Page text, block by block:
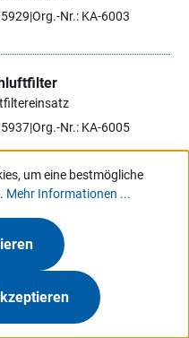
Org.-Nr.: KA-6003
Org.-Nr.: KA-6005
Org.-Nr.: KA-6007
um eine bestmögliche
Mehr Informationen ...